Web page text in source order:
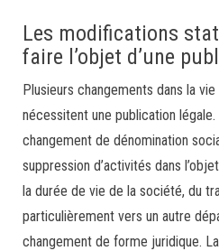
Les modifications
faire l’objet d’une
Plusieurs changements dans la vie
nécessitent une publication légale.
changement de dénomination
suppression d’activités dans
la durée de vie de la société, du
particulièrement vers un autre
changement de forme juridique.